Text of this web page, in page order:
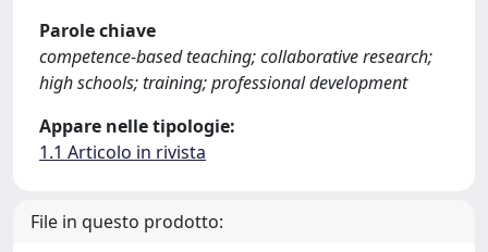
Parole chiave
competence-based teaching; collaborative research;
high schools; training; professional development
Appare nelle tipologie:
1.1 Articolo in rivista
File in questo prodotto: